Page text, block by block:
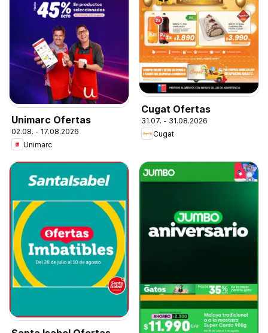
Unimarc Ofertas
02.08. - 17.08.2026
Unimarc
Cugat Ofertas
31.07. - 31.08.2026
Cugat